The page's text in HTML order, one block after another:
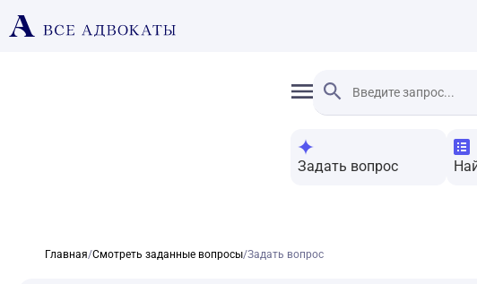
Задать вопрос
Главная/Смотреть заданные вопросы/Задать вопрос